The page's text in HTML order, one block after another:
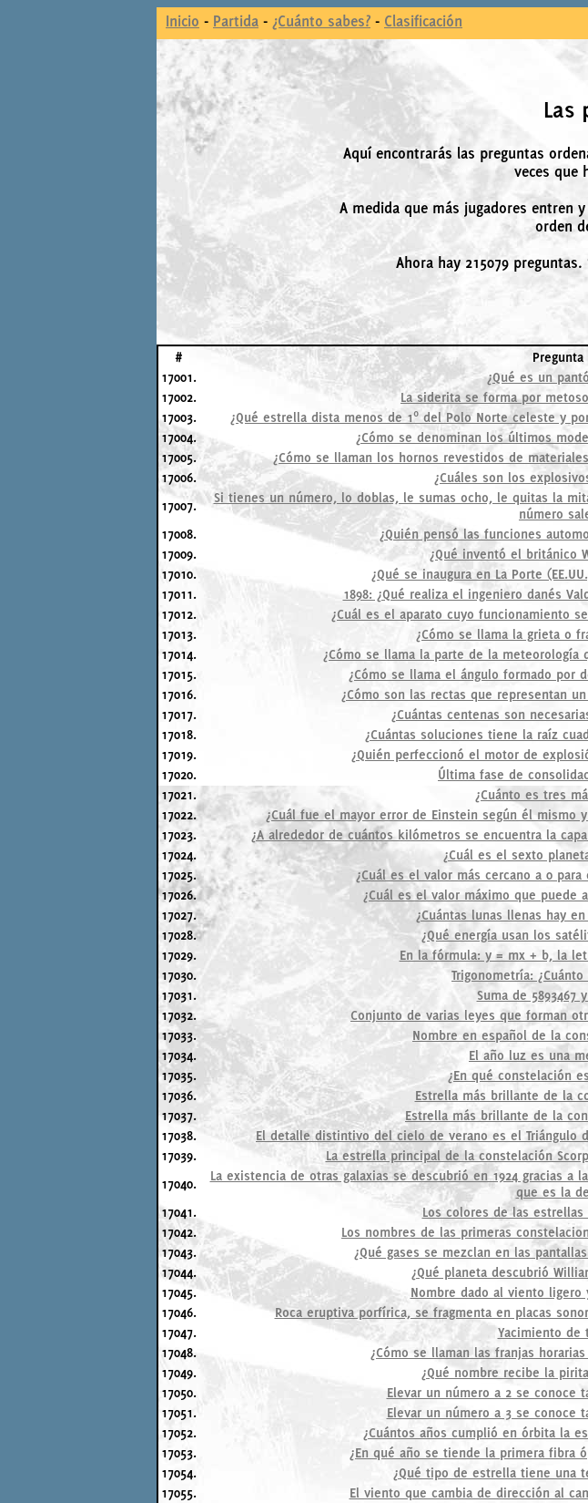
Inicio - Partida - ¿Cuánto sabes? - Clasificación
Las
Aquí encontrarás las preguntas
veces que
A medida que más jugadores entren
orden
Ahora hay 215079
# Pregunta
17001.
¿Qué es un
17002.
La siderita se forma por
17003.
¿Qué estrella dista menos de 1º del Polo Norte celeste y
17004.
¿Cómo se denominan los últimos
17005.
¿Cómo se llaman los hornos revestidos de
17006.
¿Cuáles son los
17007.
Si tienes un número, lo doblas, le sumas ocho, le quitas la
número
17008.
¿Quién pensó las funciones
17009.
¿Qué inventó el británico
17010.
¿Qué se inaugura en La Porte
17011.
1898: ¿Qué realiza el ingeniero danés
17012.
¿Cuál es el aparato cuyo funcionamiento
17013.
¿Cómo se llama la grieta o
17014.
¿Cómo se llama la parte de la
17015.
¿Cómo se llama el ángulo formado por
17016.
¿Cómo son las rectas que representan
17017.
¿Cuántas centenas son
17018.
¿Cuántas soluciones tiene la raíz
17019.
¿Quién perfeccionó el motor de
17020.
Última fase de
17021.
¿Cuánto es tres
17022.
¿Cuál fue el mayor error de Einstein según él mismo
17023.
¿A alrededor de cuántos kilómetros se encuentra la
17024.
¿Cuál es el sexto
17025.
¿Cuál es el valor más cercano a 0
17026.
¿Cuál es el valor máximo que puede
17027.
¿Cuántas lunas llenas hay
17028.
¿Qué energía usan los
17029.
En la fórmula: y = mx + b, la
17030.
Trigonometría: ¿Cuánto
17031.
Suma de 5893467
17032.
Conjunto de varias leyes que forman
17033.
Nombre en español de la
17034.
El año luz es una
17035.
¿En qué constelación
17036.
Estrella más brillante de la
17037.
Estrella más brillante de la
17038.
El detalle distintivo del cielo de verano es el Triángulo
17039.
La estrella principal de la constelación
17040.
La existencia de otras galaxias se descubrió en 1924 gracias
que es la
17041.
Los colores de las
17042.
Los nombres de las primeras
17043.
¿Qué gases se mezclan en las
17044.
¿Qué planeta descubrió
17045.
Nombre dado al viento
17046.
Roca eruptiva porfírica, se fragmenta en placas
17047.
Yacimiento de
17048.
¿Cómo se llaman las franjas
17049.
¿Qué nombre recibe la
17050.
Elevar un número a 2 se conoce
17051.
Elevar un número a 3 se conoce
17052.
¿Cuántos años cumplió en órbita la
17053.
¿En qué año se tiende la primera fibra
17054.
¿Qué tipo de estrella tiene una
17055.
El viento que cambia de dirección al